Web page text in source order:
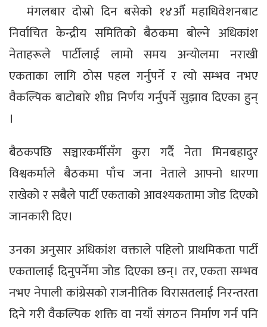
मंगलबार दोस्रो दिन बसेको १४औँ महाधिवेशनबाट
निर्वाचित केन्द्रीय समितिको बैठकमा बोल्ने अधिकांश
नेताहरूले पार्टीलाई लामो समय अन्योलमा नराखी
एकताका लागि ठोस पहल गर्नुपर्ने र त्यो सम्भव नभए
वैकल्पिक बाटोबारे शीघ्र निर्णय गर्नुपर्ने सुझाव दिएका हुन्
।
बैठकपछि सञ्चारकर्मीसँग कुरा गर्दै नेता मिनबहादुर
विश्वकर्माले बैठकमा पाँच जना नेताले आफ्नो धारणा
राखेको र सबैले पार्टी एकताको आवश्यकतामा जोड दिएको
जानकारी दिए।
उनका अनुसार अधिकांश वक्ताले पहिलो प्राथमिकता पार्टी
एकतालाई दिनुपर्नेमा जोड दिएका छन्। तर, एकता सम्भव
नभए नेपाली कांग्रेसको राजनीतिक विरासतलाई निरन्तरता
दिने गरी वैकल्पिक शक्ति वा नयाँ संगठन निर्माण गर्न पनि